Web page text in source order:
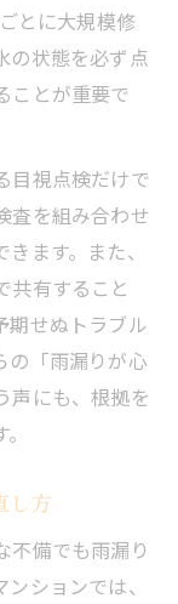
とに大規模修
の状態を必ず点
ことが重要で
目視点検だけで
査を組み合わせ
ます。また、
共有すること
期せぬトラブル
の「雨漏りが心
声にも、根拠を
し方
不備でも雨漏り
ションでは、